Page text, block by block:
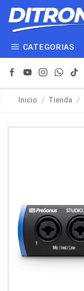
CATEGORIAS
Inicio / Tienda /